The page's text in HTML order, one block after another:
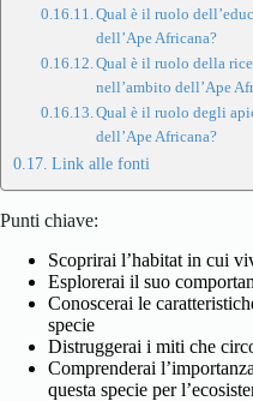
Qual è il ruolo
dell’Ape Africana?
Qual è il ruolo della
nell’ambito dell’Ape
Qual è il ruolo degli
dell’Ape Africana?
Link alle fonti
Punti chiave:
Scoprirai l’habitat in cui
Esplorerai il suo
Conoscerai le
specie
Distruggerai i miti che
Comprenderai
questa specie per